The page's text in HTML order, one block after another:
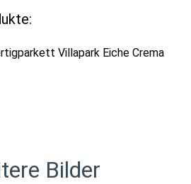
Villapark Eiche Crema
Bilder